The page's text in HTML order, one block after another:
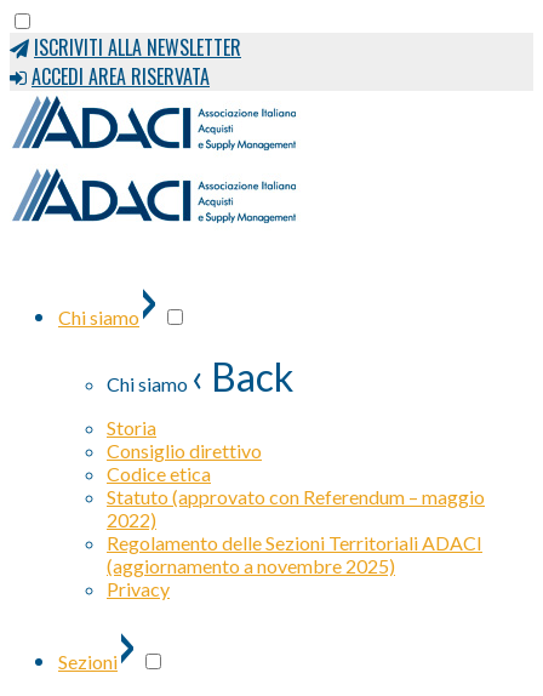
ISCRIVITI ALLA NEWSLETTER
ACCEDI AREA RISERVATA
Chi siamo ›
Chi siamo ‹ Back
Storia
Consiglio direttivo
Codice etica
Statuto (approvato con Referendum – maggio
2022)
Regolamento delle Sezioni Territoriali ADACI
(aggiornamento a novembre 2025)
Privacy
Sezioni›